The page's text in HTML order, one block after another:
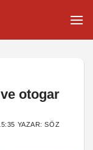
otogar
YAZAR:SÖZ